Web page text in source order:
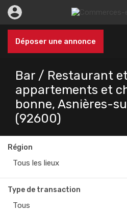
Déposer une annonce
Bar / Restaurant
appartements et
bonne, Asnières-
(92600)
Région
Tous les lieux
Type de transaction
Tous